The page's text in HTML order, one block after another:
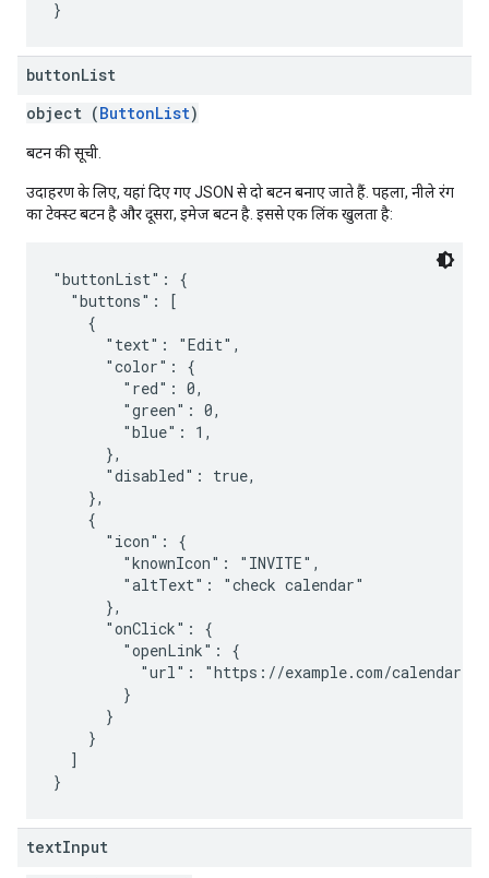
buttonList
object (ButtonList)
बटन की सूची.
उदाहरण के लिए, यहां दिए गए JSON से दो बटन बनाए जाते हैं. पहला, नीले रंग
का टेक्स्ट बटन है और दूसरा, इमेज बटन है. इससे एक लिंक खुलता है:
"buttonList": {
  "buttons": [
    {
      "text": "Edit",
      "color": {
        "red": 0,
        "green": 0,
        "blue": 1,
      },
      "disabled": true,
    },
    {
      "icon": {
        "knownIcon": "INVITE",
        "altText": "check calendar"
      },
      "onClick": {
        "openLink": {
          "url": "https://example.com/calendar"
        }
      }
    }
  ]
textInput